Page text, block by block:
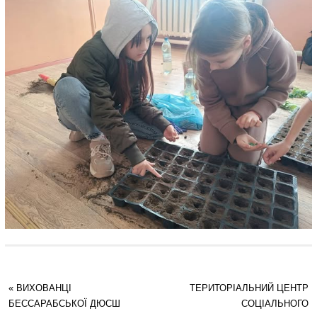
«ВИХОВАНЦІ
БЕССАРАБСЬКОЇ ДЮСШ
ТЕРИТОРІАЛЬНИЙ ЦЕНТР
СОЦІАЛЬНОГО